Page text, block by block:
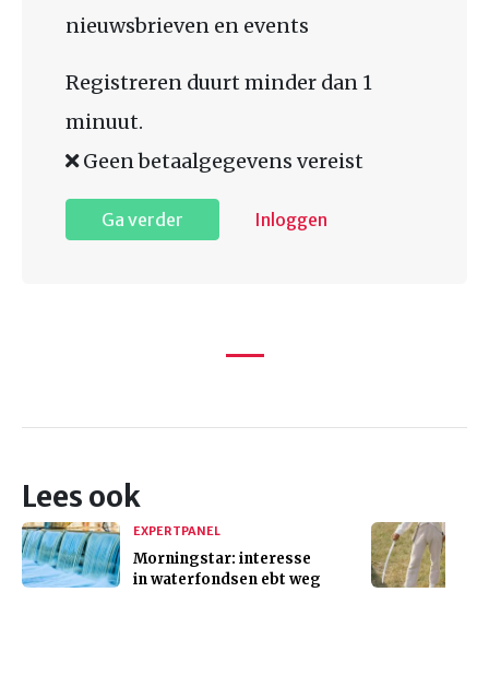
nieuwsbrieven en events
Registreren duurt minder dan 1
minuut.
Geen betaalgegevens vereist
Ga verder Inloggen
Lees ook
EXPERTPANEL
Morningstar: interesse
in waterfondsen ebt weg